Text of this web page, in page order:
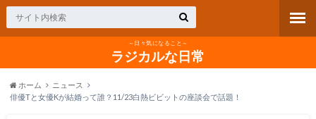
～日々気になること～
ラジカルな日常
ホーム
ニュース
俳優Tと女優Kが結婚って誰？11/23白熱ビビットの座談会で話題！